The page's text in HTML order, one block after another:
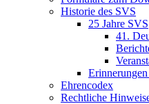
Historie des SVS
25 Jahre SVS
41.
Ehrencodex
Rechtliche